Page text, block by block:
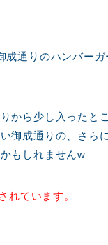
通りのハンバー
から少し入ったと
御成通りの、さら
もしれませんw
れています。